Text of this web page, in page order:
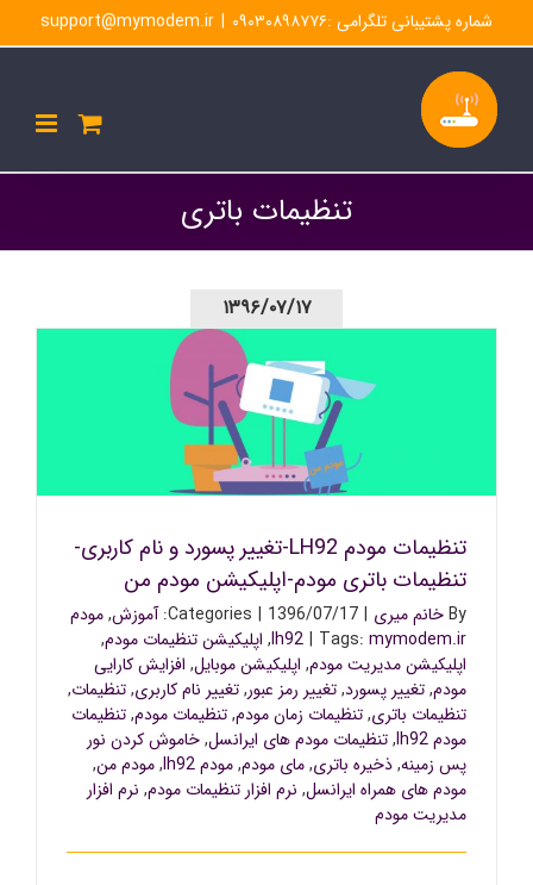
to
content
شماره پشتیبانی تلگرامی :۰۹۰۳۰۸۹۸۷۷۶ |
support@mymodem.ir
تنظیمات باتری
۱۳۹۶/۰۷/۱۷
تنظیمات مودم LH92-تغییر پسورد و نام کاربری-تنظیمات باتری
مودم-اپلیکیشن مودم من
تنظیمات مودم LH92-تغییر پسورد و نام کاربری-
تنظیمات باتری مودم-اپلیکیشن مودم من
Byخانم میری |
1396/07/17
|
Categories: آموزش,مودم
lh92 | Tags: mymodem.ir
, اپلیکیشن تنظیمات مودم,
اپلیکیشن مدیریت مودم, اپلیکیشن موبایل, افزایش کارایی
مودم,تغییر پسورد,تغییر رمز عبور,تغییر نام کاربری,تنظیمات,
تنظیمات باتری,تنظیمات زمان مودم,تنظیمات مودم,تنظیمات
مودم lh92
,تنظیمات مودم های ایرانسل,خاموش کردن نور
پس زمینه,ذخیره باتری,مای مودم,مودم lh92 ,مودم من,
مودم های همراه ایرانسل, نرم افزار تنظیمات مودم, نرم افزار
مدیریت مودم